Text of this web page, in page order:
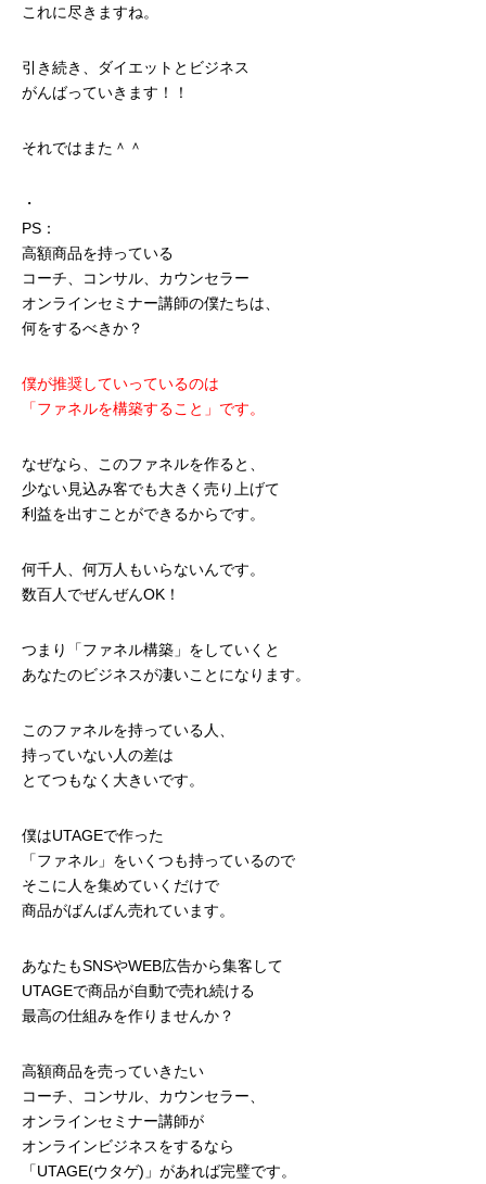
これに尽きますね。
引き続き、ダイエットとビジネス
がんばっていきます！！
それではまた＾＾
・
PS：
高額商品を持っている
コーチ、コンサル、カウンセラー
オンラインセミナー講師の僕たちは、
何をするべきか？
僕が推奨していっているのは
「ファネルを構築すること」です。
なぜなら、このファネルを作ると、
少ない見込み客でも大きく売り上げて
利益を出すことができるからです。
何千人、何万人もいらないんです。
数百人でぜんぜんOK！
つまり「ファネル構築」をしていくと
あなたのビジネスが凄いことになります。
このファネルを持っている人、
持っていない人の差は
とてつもなく大きいです。
僕はUTAGEで作った
「ファネル」をいくつも持っているので
そこに人を集めていくだけで
商品がばんばん売れています。
あなたもSNSやWEB広告から集客して
UTAGEで商品が自動で売れ続ける
最高の仕組みを作りませんか？
高額商品を売っていきたい
コーチ、コンサル、カウンセラー、
オンラインセミナー講師が
オンラインビジネスをするなら
「UTAGE(ウタゲ)」があれば完璧です。